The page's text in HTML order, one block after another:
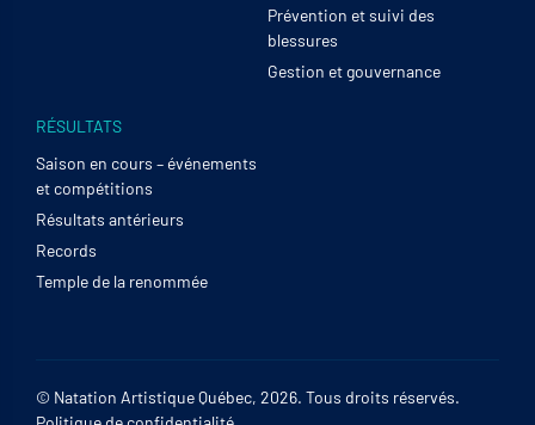
Prévention et suivi des
blessures
Gestion et gouvernance
RÉSULTATS
Saison en cours – événements
et compétitions
Résultats antérieurs
Records
Temple de la renommée
© Natation Artistique Québec, 2026. Tous droits réservés.